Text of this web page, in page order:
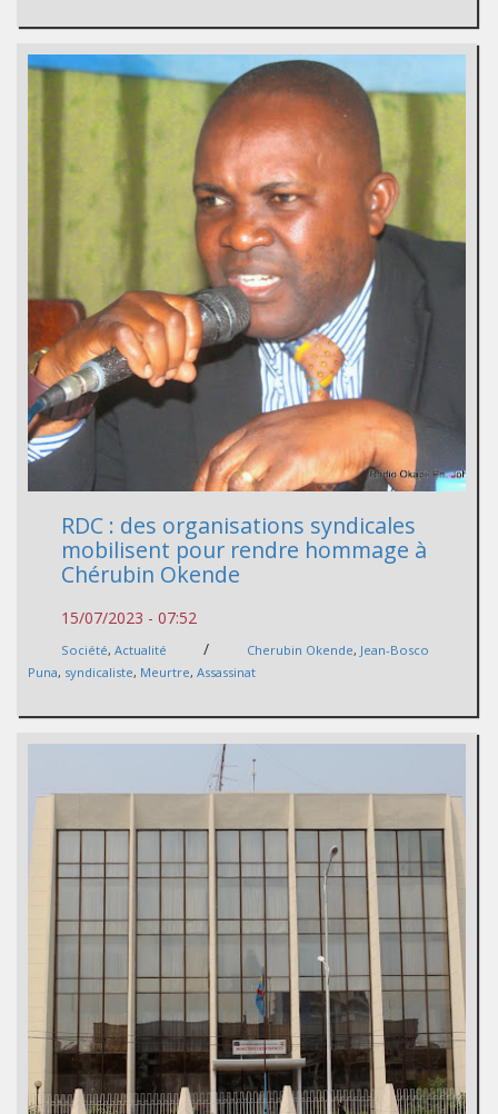
RDC : des organisations syndicales
mobilisent pour rendre hommage à
Chérubin Okende
15/07/2023 - 07:52
Société, Actualité / Cherubin Okende, Jean-Bosco
Puna, syndicaliste, Meurtre, Assassinat